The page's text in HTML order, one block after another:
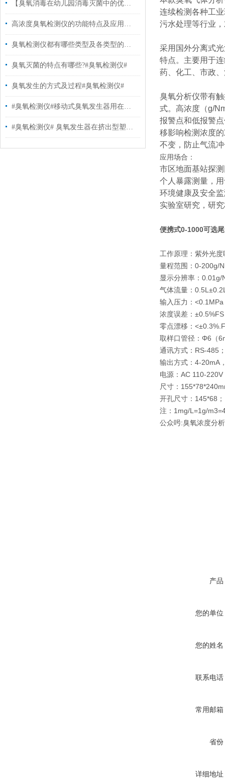
【臭氧消毒在幼儿园消毒灭菌中的优势有哪些?#臭氧消毒#】
高浓度臭氧检测仪的功能特点及应用范围有哪些? #臭氧分析仪#
臭氧检测仪都有哪些类型及各类型的应用#臭氧消毒#
臭氧灭菌的特点有哪些?#臭氧检测仪#
臭氧发生的方式及过程#臭氧检测仪#
#臭氧检测仪#移动式臭氧发生器用在哪些地方
#臭氧检测仪# 臭氧发生器在挤出型塑料膜行业的应用
连续检测各种工
污水处理等行业
采用国外分离式
特点。主要用于
药、化工、市政
臭氧分析仪带有
式。高浓度（g/
报警点和低报警
移影响检测浓度
不变，防止气流
应用场合：
市区地面基站探
个人暴露测量，
环境健康及安全
实验室研究，研
便携式0-1000可选
工作原理：紫外光度
量程范围：0-200g/
显示分辨率：0.01g/
气体流量：
输入压力：<0.1MPa
浓度误差：±0.5%FS
零点漂移：
取样口管径：Φ6（
通讯方式：RS-485
输出方式：4-20mA
电源：AC 110-220V
尺寸：
开孔尺寸：145*68；
注：1mg/L=1g/
公众呺:臭氧浓度分
产品
您的单位
您的姓名
联系电话
常用邮箱
省份
详细地址